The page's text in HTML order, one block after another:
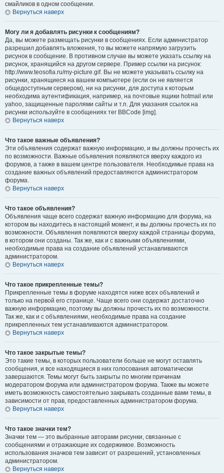
смайликов в одном сообщении.
Вернуться наверх
Могу ли я добавлять рисунки к сообщениям?
Да, вы можете размещать рисунки в сообщениях. Если администратор
разрешил добавлять вложения, то вы можете напрямую загрузить
рисунок в сообщение. В противном случае вы можете указать ссылку на
рисунок, хранящийся на другом сервере. Пример ссылки на рисунок:
http://www.teosofia.ru/my-picture.gif. Вы не можете указывать ссылку на
рисунки, хранящиеся на вашем компьютере (если он не является
общедоступным сервером), ни на рисунки, для доступа к которым
необходима аутентификация, например, на почтовые ящики hotmail или
yahoo, защищенные паролями сайты и т.п. Для указания ссылок на
рисунки используйте в сообщениях тег BBCode [img].
Вернуться наверх
Что такое важные объявления?
Эти объявления содержат важную информацию, и вы должны прочесть их
по возможности. Важные объявления появляются вверху каждого из
форумов, а также в вашем центре пользователя. Необходимые права на
создание важных объявлений предоставляются администратором
форума.
Вернуться наверх
Что такое объявления?
Объявления чаще всего содержат важную информацию для форума, на
котором вы находитесь в настоящий момент, и вы должны прочесть их по
возможности. Объявления появляются вверху каждой страницы форума,
в котором они созданы. Так же, как и с важными объявлениями,
необходимые права на создание объявлений устанавливаются
администратором.
Вернуться наверх
Что такое прикрепленные темы?
Прикрепленные темы в форуме находятся ниже всех объявлений и
только на первой его странице. Чаще всего они содержат достаточно
важную информацию, поэтому вы должны прочесть их по возможности.
Так же, как и с объявлениями, необходимые права на создание
прикрепленных тем устанавливаются администратором.
Вернуться наверх
Что такое закрытые темы?
Это такие темы, в которых пользователи больше не могут оставлять
сообщения, и все находящиеся в них голосования автоматически
завершаются. Темы могут быть закрыты по многим причинам
модератором форума или администратором форума. Также вы можете
иметь возможность самостоятельно закрывать созданные вами темы, в
зависимости от прав, предоставленных администратором форума.
Вернуться наверх
Что такое значки тем?
Значки тем — это выбранные авторами рисунки, связанные с
сообщениями и отражающие их содержимое. Возможность
использования значков тем зависит от разрешений, установленных
администратором.
Вернуться наверх